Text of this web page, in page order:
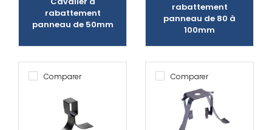
rabattement
panneau de 50mm
rabattement
panneau de 80 à
100mm
Comparer Comparer